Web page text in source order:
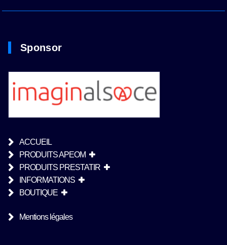
Sponsor
ACCUEIL
PRODUITS APEOM
PRODUITS PRESTATIR
INFORMATIONS
BOUTIQUE
Mentions légales